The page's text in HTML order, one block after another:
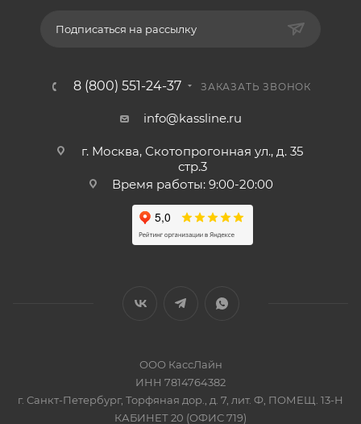
Подписаться на рассылку
8 (800) 551-24-37 ЗАКАЗАТЬ ЗВОНОК
info@kassline.ru
г. Москва, Скотопрогонная ул., д. 35
стр.3
Время работы: 9:00-20:00
ООО КассЛайн
ИНН 7814764382
г. Санкт-Петербург, Торфяная дор., д. 7, лит. Ф, ПОМЕЩ. 13-Н
КАБИНЕТ 20 (ОФИС 719)